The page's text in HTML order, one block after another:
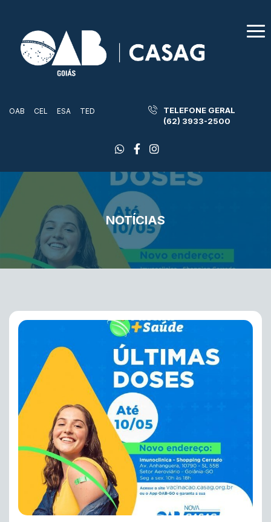
OAB CEL ESA TED
TELEFONE GERAL
(62) 3933-2500
NOTÍCIAS